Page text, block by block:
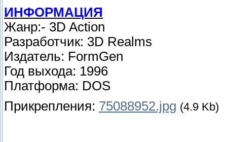
ИНФОРМАЦИЯ
Жанр:- 3D Action
Разработчик: 3D Realms
Издатель: FormGen
Год выхода: 1996
Платформа: DOS
Прикрепления: 75088952.jpg (4.9 Kb)